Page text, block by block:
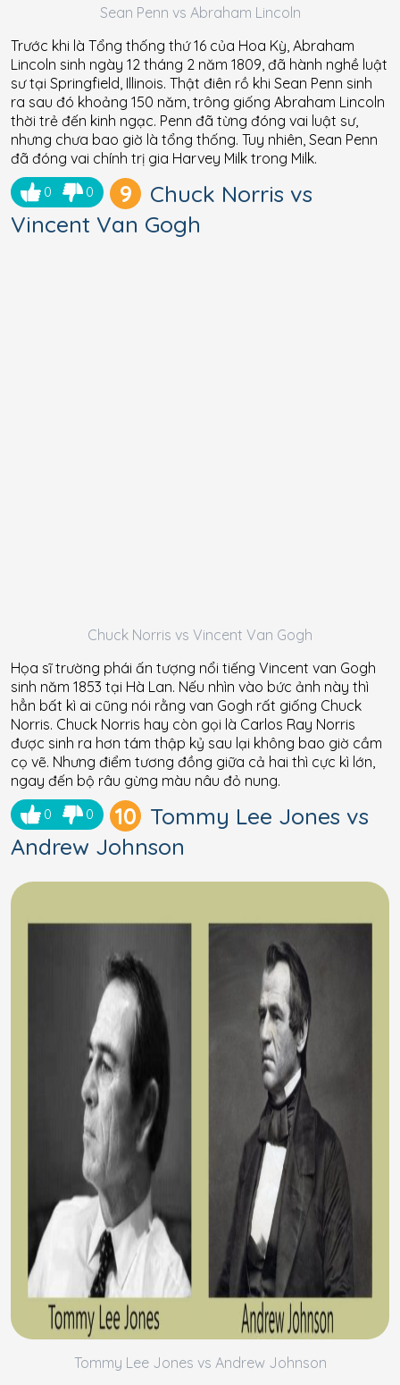
Sean Penn vs Abraham Lincoln
Trước khi là Tổng thống thứ 16 của Hoa Kỳ, Abraham
Lincoln sinh ngày 12 tháng 2 năm 1809, đã hành nghề luật
sư tại Springfield, Illinois. Thật điên rồ khi Sean Penn sinh
ra sau đó khoảng 150 năm, trông giống Abraham Lincoln
thời trẻ đến kinh ngạc. Penn đã từng đóng vai luật sư,
nhưng chưa bao giờ là tổng thống. Tuy nhiên, Sean Penn
đã đóng vai chính trị gia Harvey Milk trong Milk.
0 0 9
Chuck Norris vs
Vincent Van Gogh
Chuck Norris vs Vincent Van Gogh
Họa sĩ trường phái ấn tượng nổi tiếng Vincent van Gogh
sinh năm 1853 tại Hà Lan. Nếu nhìn vào bức ảnh này thì
hẳn bất kì ai cũng nói rằng van Gogh rất giống Chuck
Norris. Chuck Norris hay còn gọi là Carlos Ray Norris
được sinh ra hơn tám thập kỷ sau lại không bao giờ cầm
cọ vẽ. Nhưng điểm tương đồng giữa cả hai thì cực kì lớn,
ngay đến bộ râu gừng màu nâu đỏ nung.
0 0 10 Tommy Lee Jones vs
Andrew Johnson
Tommy Lee Jones vs Andrew Johnson